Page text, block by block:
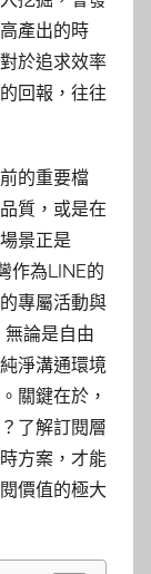
產出的時
於追求效率
回報，往往
的重要檔
質，或是在
景正是
作為LINE的
專屬活動與
論是自由
淨溝通環境
關鍵在於，
了解訂閱層
方案，才能
價值的極大